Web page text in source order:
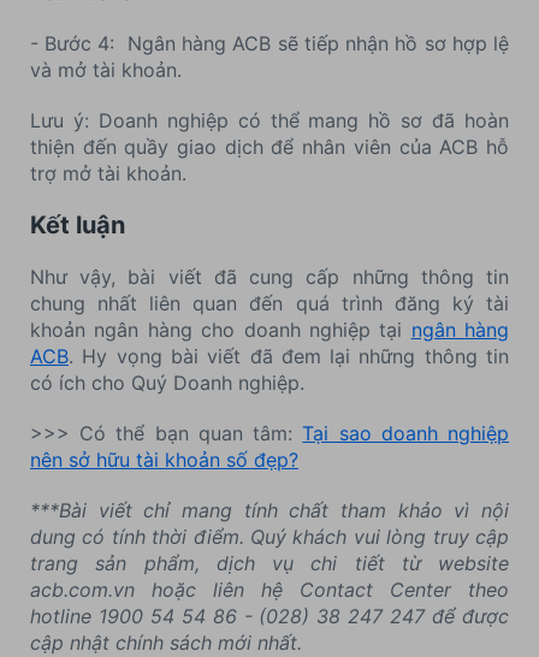
- Bước 4: Ngân hàng ACB sẽ tiếp nhận hồ sơ hợp lệ
và mở tài khoản.
Lưu ý: Doanh nghiệp có thể mang hồ sơ đã hoàn
thiện đến quầy giao dịch để nhân viên của ACB hỗ
trợ mở tài khoản.
Kết luận
Như vậy, bài viết đã cung cấp những thông tin
chung nhất liên quan đến quá trình đăng ký tài
khoản ngân hàng cho doanh nghiệp tại ngân hàng
ACB. Hy vọng bài viết đã đem lại những thông tin
có ích cho Quý Doanh nghiệp.
>>> Có thể bạn quan tâm:Tại sao doanh nghiệp
nên sở hữu tài khoản số đẹp?
***Bài viết chỉ mang tính chất tham khảo vì nội
dung có tính thời điểm. Quý khách vui lòng truy cập
trang sản phẩm, dịch vụ chi tiết từ website
acb.com.vn hoặc liên hệ Contact Center theo
hotline 1900 54 54 86 - (028) 38 247 247 để được
cập nhật chính sách mới nhất.